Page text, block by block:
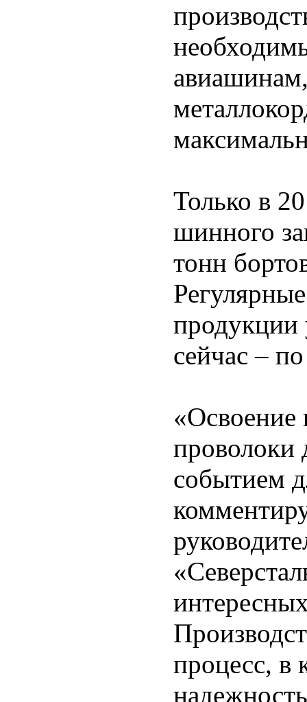
Только в
шинного
тонн
сейчас –
«Освоение
проволоки
событием
процесс, в